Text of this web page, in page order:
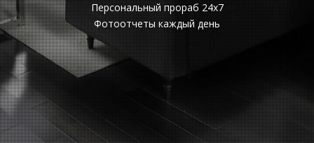
Персональный прораб 24x7
Фотоотчеты каждый день